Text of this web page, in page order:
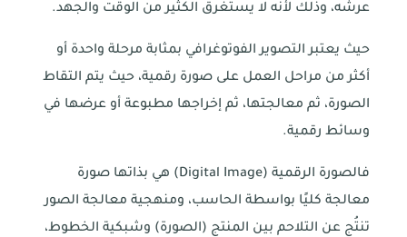
عرشه، وذلك لأنه لا يستغرق الكثير من الوقت والجهد.
حيث يعتبر التصوير الفوتوغرافي بمثابة مرحلة واحدة أو
أكثر من مراحل العمل على صورة رقمية، حيث يتم التقاط
الصورة، ثم معالجتها، ثم إخراجها مطبوعة أو عرضها في
وسائط رقمية.
فالصورة الرقمية (Digital Image) هي بذاتها صورة
معالجة كليًا بواسطة الحاسب، ومنهجية معالجة الصور
تنتُج عن التلاحم بين المنتج (الصورة) وشبكية الخطوط،